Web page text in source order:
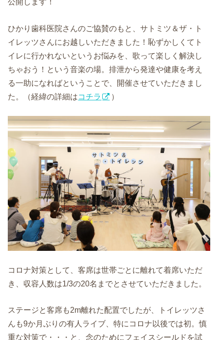
ひかり歯科医院さんのご協賛のもと、サトミツ＆ザ・ト
イレッツさんにお越しいただきました！恥ずかしくてト
イレに行かれないというお悩みを、歌って楽しく解決し
ちゃおう！という音楽の場。排泄から発達や健康を考え
る一助になればということで、開催させていただきまし
た。（経緯の詳細はコチラ ）
コロナ対策として、客席は世帯ごとに離れて着席いただ
き、収容人数は1/3の20名までとさせていただきました。
ステージと客席も2m離れた配置でしたが、トイレッツさ
んも9か月ぶりの有人ライブ、特にコロナ以後では初。慎
重な対策で・・・と、念のためにフェイスシールドを試